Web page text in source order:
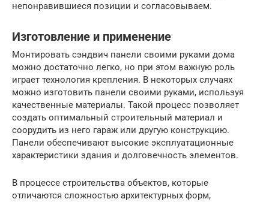
непонравившиеся позиции и согласовываем.
Изготовление и применение
Монтировать сэндвич панели своими руками дома
можно достаточно легко, но при этом важную роль
играет технология крепления. В некоторых случаях
можно изготовить панели своими руками, используя
качественные материалы. Такой процесс позволяет
создать оптимальный строительный материал и
соорудить из него гараж или другую конструкцию.
Панели обеспечивают высокие эксплуатационные
характеристики здания и долговечность элементов.
В процессе строительства объектов, которые
отличаются сложностью архитектурных форм,